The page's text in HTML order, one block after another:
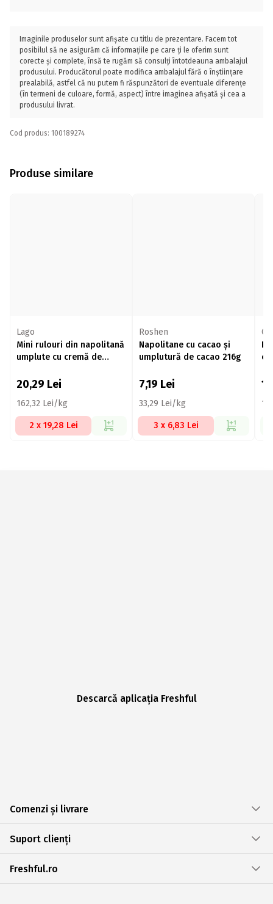
Imaginile produselor sunt afișate cu titlu de prezentare. Facem tot
posibilul să ne asigurăm că informațiile pe care ți le oferim sunt
corecte și complete, însă te rugăm să consulți întotdeauna ambalajul
produsului. Producătorul poate modifica ambalajul fără o înștiințare
prealabilă, astfel că nu putem fi răspunzători de eventuale diferențe
(în termeni de culoare, formă, aspect) între imaginea afișată și cea a
produsului livrat.
Cod produs: 100189274
Produse similare
Lago
Mini rulouri din napolitană
umplute cu cremă de
20,29 Lei
162,32 Lei/kg
2 x 19,28 Lei
Roshen
Napolitane cu cacao și
umplutură de cacao 216g
7,19 Lei
33,29 Lei/kg
3 x 6,83 Lei
Descarcă aplicația Freshful
Comenzi și livrare
Suport clienți
Freshful.ro